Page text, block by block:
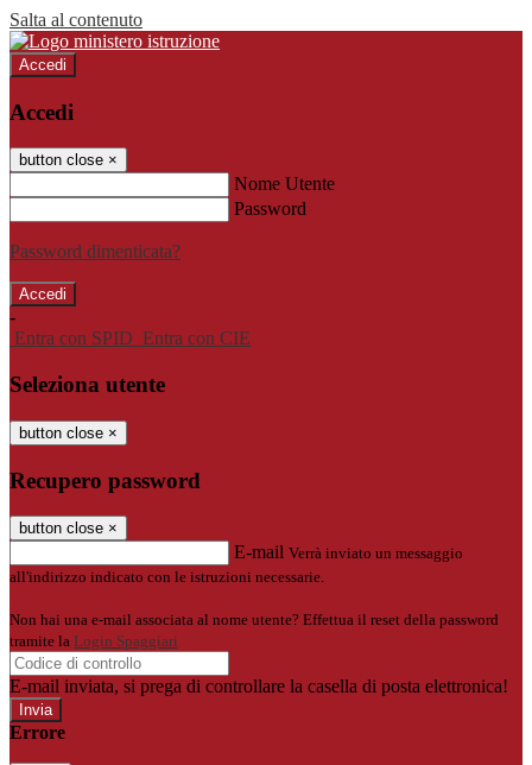
Salta al contenuto
Accedi
Accedi
button close ×
Nome Utente
Password
Password dimenticata?
-
Entra con SPID Entra con CIE
Seleziona utente
button close ×
Recupero password
button close ×
E-mail Verrà inviato un messaggio
all'indirizzo indicato con le istruzioni necessarie.
Non hai una e-mail associata al nome utente? Effettua il reset della password
tramite la Login Spaggiari
E-mail inviata, si prega di controllare la casella di posta elettronica!
Errore